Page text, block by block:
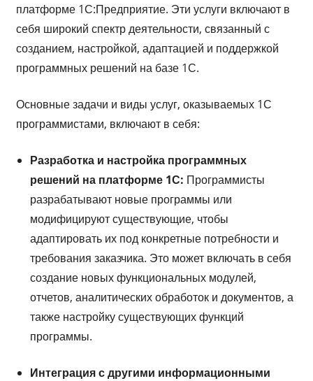
платформе 1С:Предприятие. Эти услуги включают в
себя широкий спектр деятельности, связанный с
созданием, настройкой, адаптацией и поддержкой
программных решений на базе 1С.
Основные задачи и виды услуг, оказываемых 1С
программистами, включают в себя:
Разработка и настройка программных
решений на платформе 1С: Программисты
разрабатывают новые программы или
модифицируют существующие, чтобы
адаптировать их под конкретные потребности и
требования заказчика. Это может включать в себя
создание новых функциональных модулей,
отчетов, аналитических обработок и документов, а
также настройку существующих функций
программы.
Интеграция с другими информационными